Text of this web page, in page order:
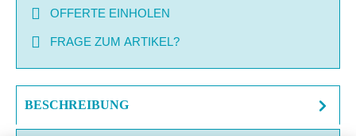
OFFERTE EINHOLEN
FRAGE ZUM ARTIKEL?
BESCHREIBUNG